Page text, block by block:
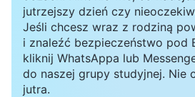
jutrzejszy dzień czy
Jeśli chcesz wraz z rodziną
i znaleźć bezpieczeństwo pod
kliknij WhatsAppa lub
do naszej grupy studyjnej. Nie
jutra.